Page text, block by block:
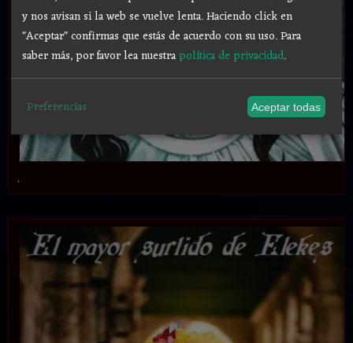
.
y nos avisan si la web se vuelve lenta. Haciendo click en
"Aceptar" confirmas que estás de acuerdo con su uso.Para
saber más, por favor lea nuestrapolítica de privacidad.
Preferencias Aceptar todas